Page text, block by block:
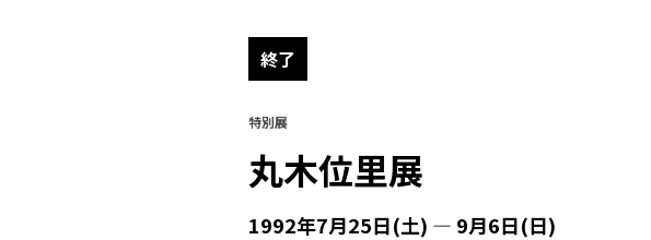
終了
特別展
丸木位里展
1992年7月25日(土) — 9月6日(日)